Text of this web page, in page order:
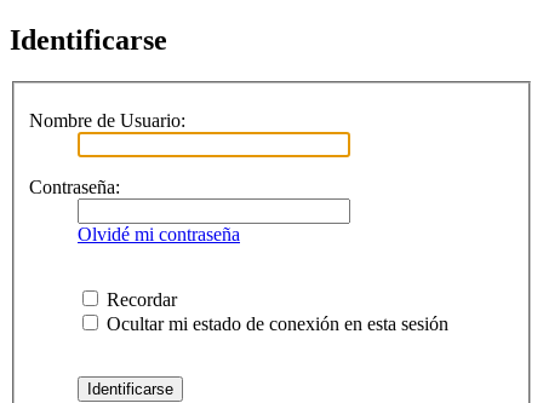
Identificarse
Nombre de Usuario:
Contraseña:
Olvidé mi contraseña
Recordar
Ocultar mi estado de conexión en esta sesión